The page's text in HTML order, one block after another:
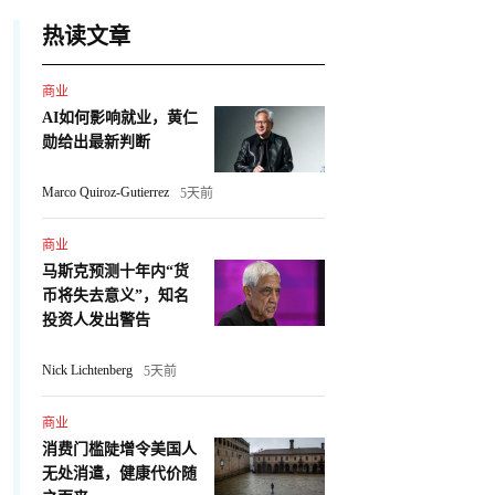
热读文章
商业
AI如何影响就业，黄仁
勋给出最新判断
Marco Quiroz-Gutierrez 5天前
商业
马斯克预测十年内“货
币将失去意义”，知名
投资人发出警告
Nick Lichtenberg 5天前
商业
消费门槛陡增令美国人
无处消遣，健康代价随